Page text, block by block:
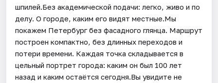
шпилей.Без академической подачи: легко, живо и по
делу. О городе, каким его видят местные.Мы
покажем Петербург без фасадного глянца. Маршрут
построен компактно, без длинных переходов и
потери времени. Каждая точка складывается в
цельный портрет города: каким он был 100 лет
назад и каким остаётся сегодня.Вы увидите не